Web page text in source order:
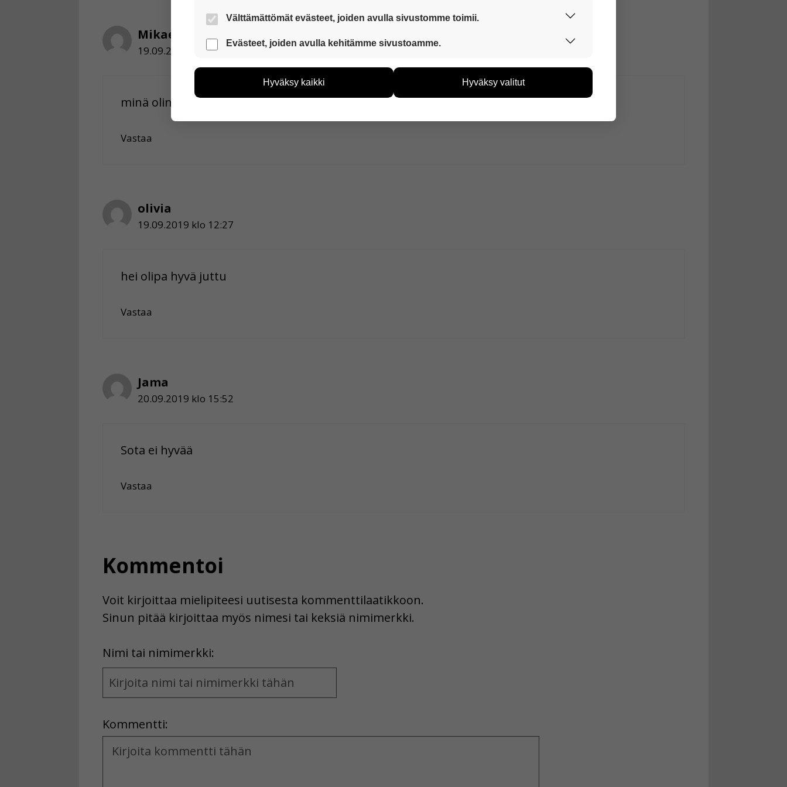
Mikael
19.09.2019 klo 12:26
minä olin aivan häämmästyksissä
Vastaa
olivia
19.09.2019 klo 12:27
hei olipa hyvä juttu
Vastaa
Jama
20.09.2019 klo 15:52
Sota ei hyvää
Vastaa
Kommentoi
Voit kirjoittaa mielipiteesi uutisesta kommenttilaatikkoon.
Sinun pitää kirjoittaa myös nimesi tai keksiä nimimerkki.
Nimi tai nimimerkki:
Name
and
Kommentti:
Kommentti
Välttämättömät evästeet, joiden avulla sivustomme toimii.
Nämä evästeet ovat aina käytössä, jotta sivustoamme voi käyttää sujuvasti ja turvallisesti.
Evästeet, joiden avulla kehitämme sivustoamme.
voimme kehittää sivustoamme vastaamaan paremmin käyttäjien tarpeita. Tietoa kerätään
esimerkiksi kävijämääristä ja siitä, mitä sivuja käytetään ja miten sivuilla liikutaan. Emme
kuitenkaan kerää henkilötietoja kuten nimiä, eikä tietoja voi yhdistää yksittäiseen
Hyväksy kaikki Hyväksy valitut